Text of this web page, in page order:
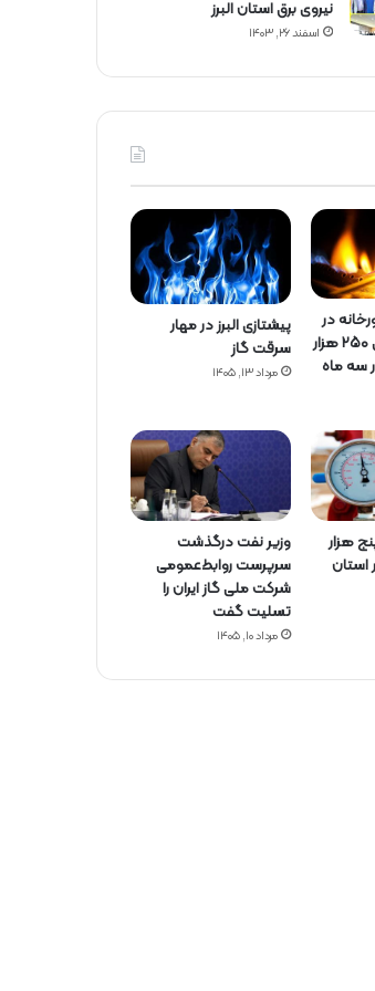
نیروی برق استان البرز
اسفند ۲۶, ۱۴۰۳
موتورخانه در
البرز/ صرفه‌جویی ۲۵۰ هزار
سه ماه
پیشتازی البرز در مهار
سرقت گاز
مرداد ۱۳, ۱۴۰۵
هزار
استان
وزیر نفت درگذشت
سرپرست روابط‌عمومی
شرکت ملی گاز ایران را
تسلیت گفت
مرداد ۱۰, ۱۴۰۵